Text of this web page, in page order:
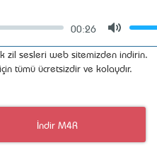
00:26
zil sesleri web sitemizden indirin.
tümü ücretsizdir ve kolaydır.
İndir M4R